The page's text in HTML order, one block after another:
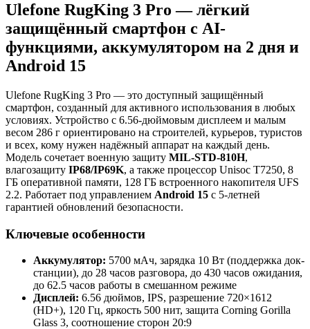
Ulefone RugKing 3 Pro — лёгкий
защищённый смартфон с AI-
функциями, аккумулятором на 2 дня и
Android 15
Ulefone RugKing 3 Pro — это доступный защищённый
смартфон, созданный для активного использования в любых
условиях. Устройство с 6.56-дюймовым дисплеем и малым
весом 286 г ориентировано на строителей, курьеров, туристов
и всех, кому нужен надёжный аппарат на каждый день.
Модель сочетает военную защиту MIL-STD-810H,
влагозащиту IP68/IP69K, а также процессор Unisoc T7250, 8
ГБ оперативной памяти, 128 ГБ встроенного накопителя UFS
2.2. Работает под управлением Android 15 с 5-летней
гарантией обновлений безопасности.
Ключевые особенности
Аккумулятор: 5700 мАч, зарядка 10 Вт (поддержка док-
станции), до 28 часов разговора, до 430 часов ожидания,
до 62.5 часов работы в смешанном режиме
Дисплей: 6.56 дюймов, IPS, разрешение 720×1612
(HD+), 120 Гц, яркость 500 нит, защита Corning Gorilla
Glass 3, соотношение сторон 20:9